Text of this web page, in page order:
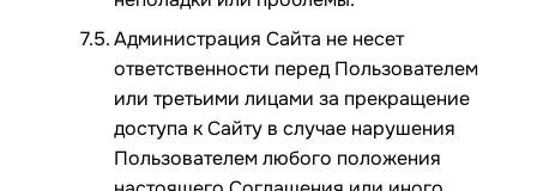
Администрация Сайта не несет
ответственности перед Пользователем
или третьими лицами за прекращение
доступа к Сайту в случае нарушения
Пользователем любого положения